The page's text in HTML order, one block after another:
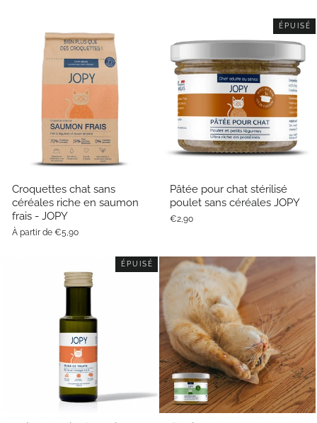
Croquettes chat sans
céréales riche en saumon
frais - JOPY
À partir de €5,90
ÉPUISÉ
Pâtée pour chat stérilisé
poulet sans céréales JOPY
€2,90
ÉPUISÉ